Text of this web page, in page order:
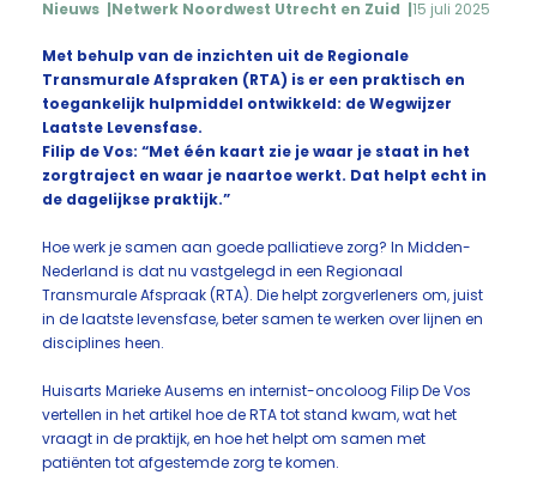
Nieuws Netwerk Noordwest Utrecht en Zuid 15 juli 2025
Met behulp van de inzichten uit de Regionale
Transmurale Afspraken (RTA) is er een praktisch en
toegankelijk hulpmiddel ontwikkeld: de Wegwijzer
Laatste Levensfase.
Filip de Vos: “Met één kaart zie je waar je staat in het
zorgtraject en waar je naartoe werkt. Dat helpt echt in
de dagelijkse praktijk.”
Hoe werk je samen aan goede palliatieve zorg? In Midden-
Nederland is dat nu vastgelegd in een Regionaal
Transmurale Afspraak (RTA). Die helpt zorgverleners om, juist
in de laatste levensfase, beter samen te werken over lijnen en
disciplines heen.
Huisarts Marieke Ausems en internist-oncoloog Filip De Vos
vertellen in het artikel hoe de RTA tot stand kwam, wat het
vraagt in de praktijk, en hoe het helpt om samen met
patiënten tot afgestemde zorg te komen.